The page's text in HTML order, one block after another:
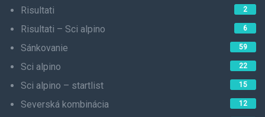
Risultati 2
Risultati – Sci alpino 6
Sánkovanie 59
Sci alpino 22
Sci alpino – startlist 15
Severská kombinácia 12